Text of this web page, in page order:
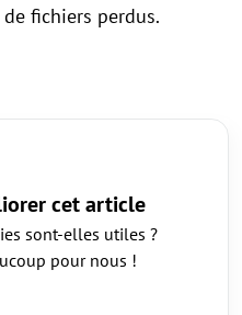
fichiers perdus.
cet article
sont-elles utiles ?
pour nous !